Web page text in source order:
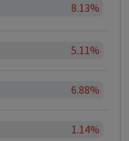
8.13%
5.11%
6.88%
1.14%